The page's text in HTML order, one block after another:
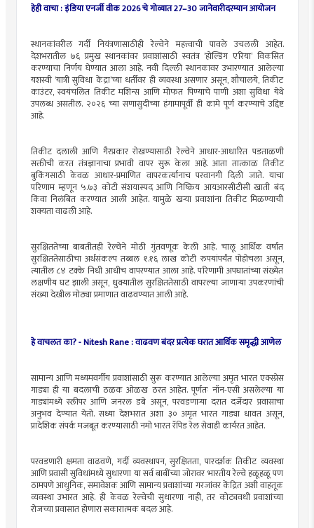
हेही वाचा :इंडिया एनर्जी वीक 2026 चे गोव्यात 27–30 जानेवारीदरम्यान आयोजन
स्थानकांवरील गर्दी नियंत्रणासाठीही रेल्वेने महत्त्वाची पावले उचलली आहेत.
देशभरातील ७६ प्रमुख स्थानकांवर प्रवाशांसाठी स्वतंत्र ‘होल्डिंग एरिया’ विकसित
करण्याचा निर्णय घेण्यात आला आहे. नवी दिल्ली स्थानकावर उभारण्यात आलेल्या
यशस्वी ‘यात्री सुविधा केंद्रा’च्या धर्तीवर ही व्यवस्था असणार असून, शौचालये, तिकीट
काउंटर, स्वयंचलित तिकीट मशिन्स आणि मोफत पिण्याचे पाणी अशा सुविधा येथे
उपलब्ध असतील. २०२६ च्या सणासुदीच्या हंगामापूर्वी ही कामे पूर्ण करण्याचे उद्दिष्ट
आहे.
तिकीट दलाली आणि गैरप्रकार रोखण्यासाठी रेल्वेने आधार-आधारित पडताळणी
सक्तीची करत तंत्रज्ञानाचा प्रभावी वापर सुरू केला आहे. आता तात्काळ तिकीट
बुकिंगसाठी केवळ आधार-प्रमाणित वापरकर्त्यांनाच परवानगी दिली जाते. याचा
परिणाम म्हणून ५.७३ कोटी संशयास्पद आणि निष्क्रिय आयआरसीटीसी खाती बंद
किंवा निलंबित करण्यात आली आहेत. यामुळे खऱ्या प्रवाशांना तिकीट मिळण्याची
शक्यता वाढली आहे.
सुरक्षिततेच्या बाबतीतही रेल्वेने मोठी गुंतवणूक केली आहे. चालू आर्थिक वर्षात
सुरक्षिततेसाठीचा अर्थसंकल्प तब्बल १.१६ लाख कोटी रुपयांपर्यंत पोहोचला असून,
त्यातील ८४ टक्के निधी आधीच वापरण्यात आला आहे. परिणामी अपघातांच्या संख्येत
लक्षणीय घट झाली असून, धुक्यातील सुरक्षिततेसाठी वापरल्या जाणाऱ्या उपकरणांची
संख्या देखील मोठ्या प्रमाणात वाढवण्यात आली आहे.
हे वाचलत का? -Nitesh Rane : वाढवण बंदर प्रत्येक घरात आर्थिक समृद्धी आणेल
सामान्य आणि मध्यमवर्गीय प्रवाशांसाठी सुरू करण्यात आलेल्या अमृत भारत एक्स्प्रेस
गाड्या ही या बदलाची ठळक ओळख ठरत आहेत. पूर्णतः नॉन-एसी असलेल्या या
गाड्यांमध्ये स्लीपर आणि जनरल डबे असून, परवडणाऱ्या दरात दर्जेदार प्रवासाचा
अनुभव देण्यात येतो. सध्या देशभरात अशा ३० अमृत भारत गाड्या धावत असून,
प्रादेशिक संपर्क मजबूत करण्यासाठी नमो भारत रॅपिड रेल सेवाही कार्यरत आहेत.
परवडणारी क्षमता वाढवणे, गर्दी व्यवस्थापन, सुरक्षितता, पारदर्शक तिकीट व्यवस्था
आणि प्रवासी सुविधांमध्ये सुधारणा या सर्व बाबींच्या जोरावर भारतीय रेल्वे हळूहळू पण
ठामपणे आधुनिक, समावेशक आणि सामान्य प्रवाशांच्या गरजांवर केंद्रित अशी वाहतूक
व्यवस्था उभारत आहे. ही केवळ रेल्वेची सुधारणा नाही, तर कोट्यवधी प्रवाशांच्या
रोजच्या प्रवासात होणारा सकारात्मक बदल आहे.